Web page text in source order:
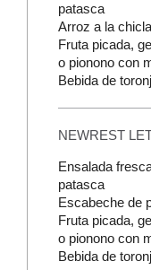
patasca
Arroz a la
Fruta picada,
o pionono con
Bebida de
NEWREST
Ensalada
patasca
Escabeche de
Fruta picada,
o pionono con
Bebida de